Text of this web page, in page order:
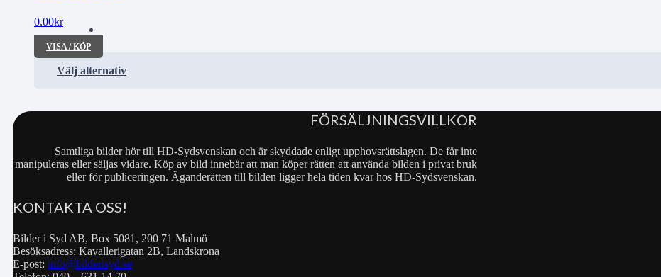
0.00kr
VISA / KÖP
Välj alternativ
FÖRSÄLJNINGSVILLKOR
Samtliga bilder hör till HD-Sydsvenskan och är skyddade enligt upphovsrättslagen. De får inte
manipuleras eller säljas vidare. Köp av bild innebär att man köper rätten att använda bilden i privat bruk
eller för publiceringen. Äganderätten till bilden ligger hela tiden kvar hos HD-Sydsvenskan.
KONTAKTA OSS!
Bilder i Syd AB, Box 5081, 200 71 Malmö
Besöksadress: Kavallerigatan 2B, Landskrona
E-post: info@bilderisyd.se